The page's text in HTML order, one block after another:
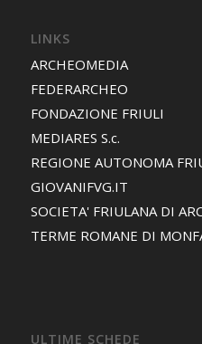
LINKS
ARCHEOMEDIA
FEDERARCHEO
FONDAZIONE FRIULI
MEDIARES S.c.
REGIONE AUTONOMA
GIOVANIFVG.IT
SOCIETA' FRIULANA DI
TERME ROMANE DI
ULTIME SCHEDE